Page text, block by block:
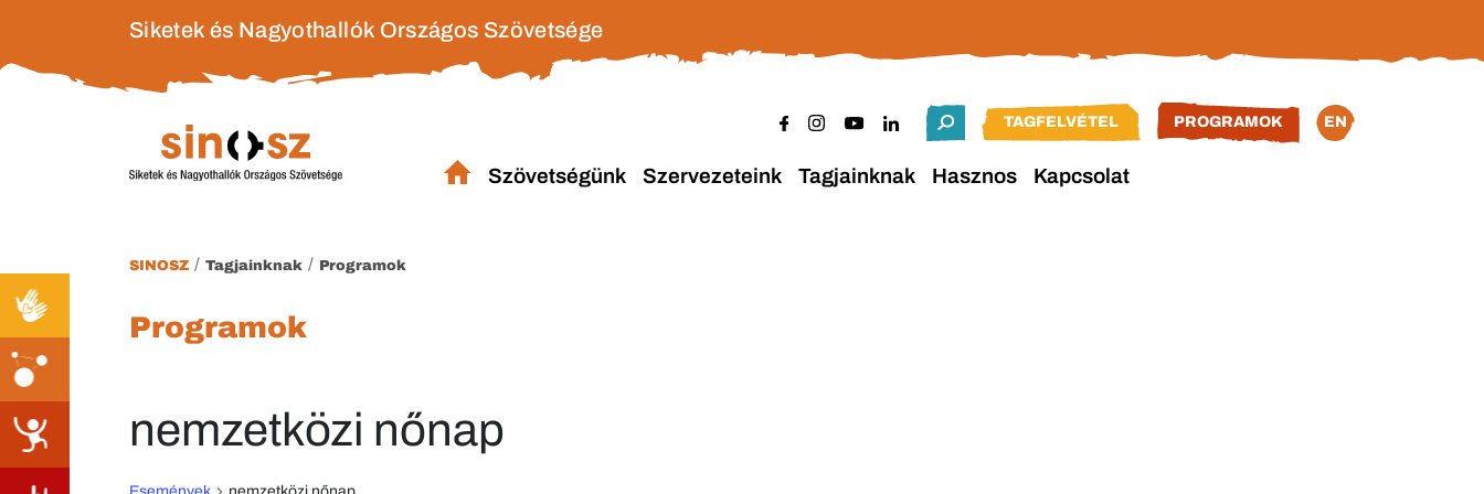
Siketek és Nagyothallók Országos Szövetsége
TAGFELVÉTEL PROGRAMOK EN
Szövetségünk Szervezeteink Tagjainknak Hasznos Kapcsolat
SINOSZ / Tagjainknak / Programok
Programok
nemzetközi nőnap